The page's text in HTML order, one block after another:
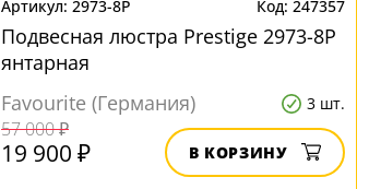
2973-8P 247357
Подвесная люстра Prestige 2973-8P
янтарная
Favourite (Германия)
3 шт.
57 000 ₽
19 900 ₽ В КОРЗИНУ